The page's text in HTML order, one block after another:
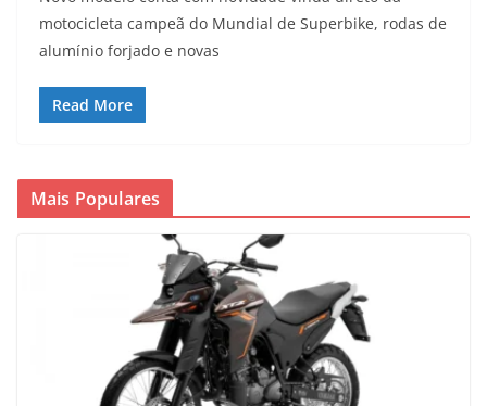
motocicleta campeã do Mundial de Superbike, rodas de
alumínio forjado e novas
Read More
Mais Populares